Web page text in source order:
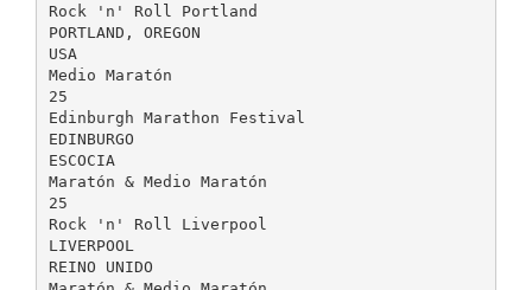
Rock 'n' Roll Portland
PORTLAND, OREGON
USA
Medio Maratón
25
Edinburgh Marathon Festival
EDINBURGO
ESCOCIA
Maratón & Medio Maratón
25
Rock 'n' Roll Liverpool
LIVERPOOL
REINO UNIDO